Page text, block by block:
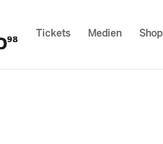
Tickets Medien Shop